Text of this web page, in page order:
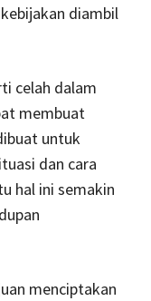
diambil
celah dalam
membuat
untuk
dan cara
hal ini semakin
menciptakan